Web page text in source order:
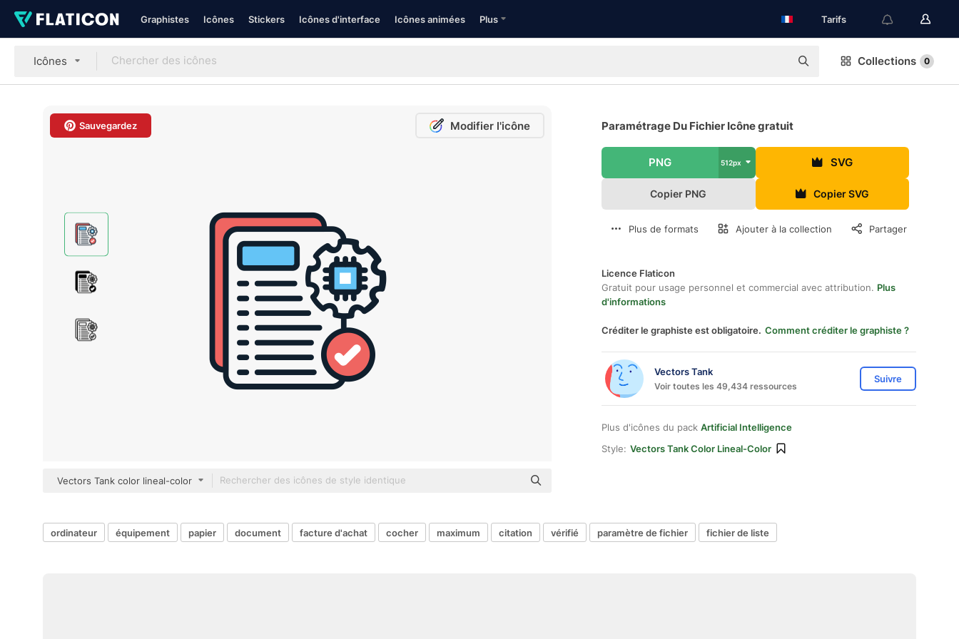
Graphistes Icônes Stickers Icônes d'interface Icônes animées Plus Tarifs
Icônes Collections 0
Sauvegardez Modifier l'icône
Vectors Tank color lineal-color
Paramétrage Du Fichier Icône gratuit
PNG 512px SVG
Copier PNG Copier SVG
Plus de formats Ajouter à la collection Partager
Licence Flaticon
Gratuit pour usage personnel et commercial avec attribution. Plus
d'informations
Créditer le graphiste est obligatoire. Comment créditer le graphiste ?
Vectors Tank
Voir toutes les 49,434 ressources
Suivre
Plus d'icônes du pack Artificial Intelligence
Style: Vectors Tank Color Lineal-Color
ordinateur équipement papier document facture d'achat cocher maximum citation vérifié paramètre de fichier fichier de liste